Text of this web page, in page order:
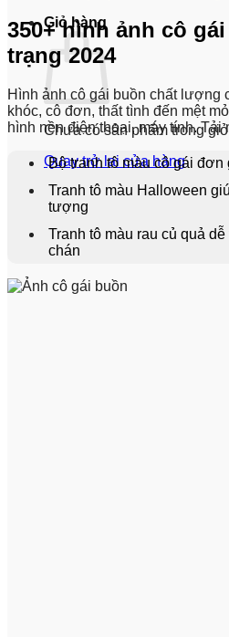
Giỏ hàng
Chưa có sản phẩm trong
Quay trở lại cửa hàng
350+ hình ảnh cô
trạng 2024
Hình ảnh cô gái buồn chất lượng
khóc, cô đơn, thất tình đến mệt
hình nền điện thoại, máy tính. Tải
Bộ tranh tô màu cô gái
Tranh tô màu Halloween
tượng
Tranh tô màu rau củ quả
chán